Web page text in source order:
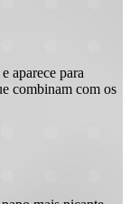
aparece para
combinam com os